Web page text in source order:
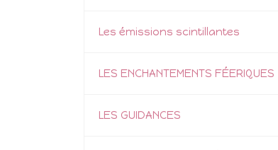
Les émissions scintillantes
LES ENCHANTEMENTS FÉERIQUES
LES GUIDANCES